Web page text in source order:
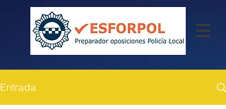
Entrada